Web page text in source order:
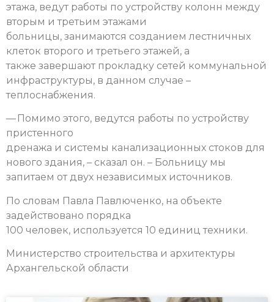
этажа, ведут работы по устройству колонн между
вторым и третьим этажами
больницы, занимаются созданием лестничных
клеток второго и третьего этажей, а
также завершают прокладку сетей коммунальной
инфраструктуры, в данном случае –
теплоснабжения.
— Помимо этого, ведутся работы по устройству
пристенного
дренажа и системы канализационных стоков для
нового здания, – сказал он. – Больницу мы
запитаем от двух независимых источников.
По словам Павла Павлюченко, на объекте
задействовано порядка
100 человек, используется 10 единиц техники.
Министерство строительства и архитектуры
Архангельской области